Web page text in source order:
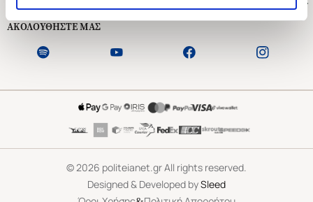
Εξυπηρέτηση Πελατών
ΑΚΟΛΟΥΘΗΣΤΕ ΜΑΣ
©2026 politeianet.gr All rights reserved.
Designed & Developed bySleed